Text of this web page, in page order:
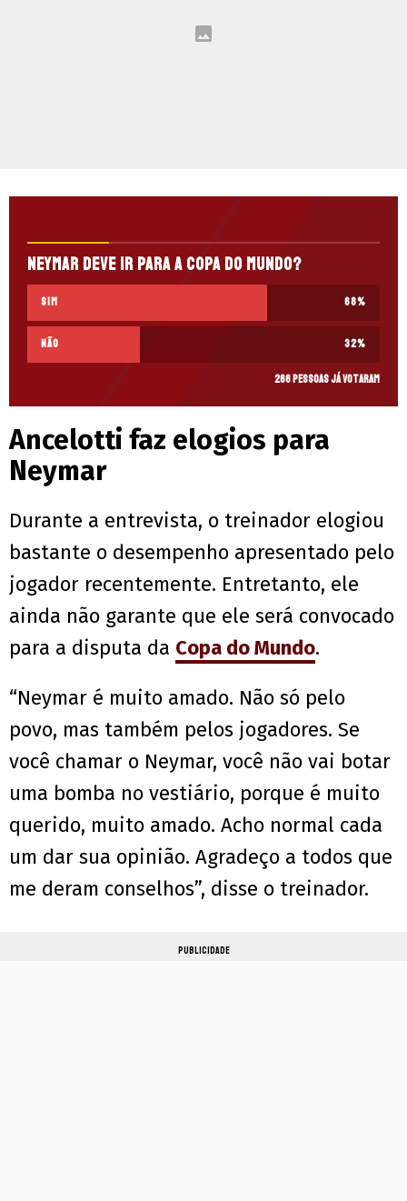
Neymar deve ir para a Copa do Mundo?
Sim 68%
Não 32%
266 pessoas já votaram
Ancelotti faz elogios para
Neymar
Durante a entrevista, o treinador elogiou
bastante o desempenho apresentado pelo
jogador recentemente. Entretanto, ele
ainda não garante que ele será convocado
para a disputa da Copa do Mundo.
“Neymar é muito amado. Não só pelo
povo, mas também pelos jogadores. Se
você chamar o Neymar, você não vai botar
uma bomba no vestiário, porque é muito
querido, muito amado. Acho normal cada
um dar sua opinião. Agradeço a todos que
me deram conselhos”, disse o treinador.
PUBLICIDADE